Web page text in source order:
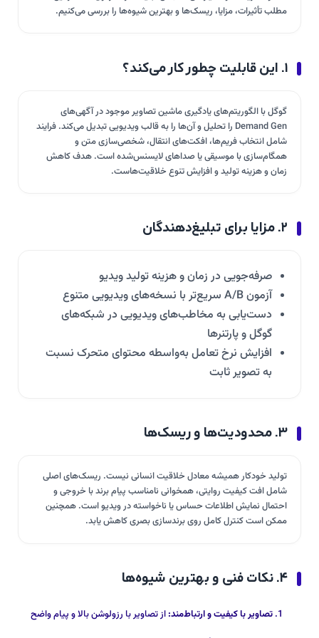
مطلب تأثیرات، مزایا، ریسک‌ها و بهترین شیوه‌ها را بررسی می‌کنیم.
۱. این قابلیت چطور کار می‌کند؟
گوگل با الگوریتم‌های یادگیری ماشین تصاویر موجود در آگهی‌های
Demand Gen را تحلیل و آن‌ها را به قالب ویدیویی تبدیل می‌کند. فرایند
شامل انتخاب فریم‌ها، افکت‌های انتقال، شخصی‌سازی متن و
همگام‌سازی با موسیقی یا صداهای لایسنس‌شده است. هدف کاهش
زمان و هزینه تولید و افزایش تنوع خلاقیت‌هاست.
۲. مزایا برای تبلیغ‌دهندگان
صرفه‌جویی در زمان و هزینه تولید ویدیو
آزمون A/B سریع‌تر با نسخه‌های ویدیویی متنوع
دست‌یابی به مخاطب‌های ویدیویی در شبکه‌های
گوگل و پارتنرها
افزایش نرخ تعامل به‌واسطه محتوای متحرک نسبت
به تصویر ثابت
۳. محدودیت‌ها و ریسک‌ها
تولید خودکار همیشه معادل خلاقیت انسانی نیست. ریسک‌های اصلی
شامل افت کیفیت روایتی، همخوانی نامناسب پیام برند با خروجی و
احتمال نمایش اطلاعات حساس یا ناخواسته در ویدیو است. همچنین
ممکن است کنترل کامل روی برندسازی بصری کاهش یابد.
۴. نکات فنی و بهترین شیوه‌ها
تصاویر با کیفیت و ارتباط‌مند: از تصاویر با رزولوشن بالا و پیام واضح